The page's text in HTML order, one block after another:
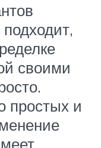
своими
простых и